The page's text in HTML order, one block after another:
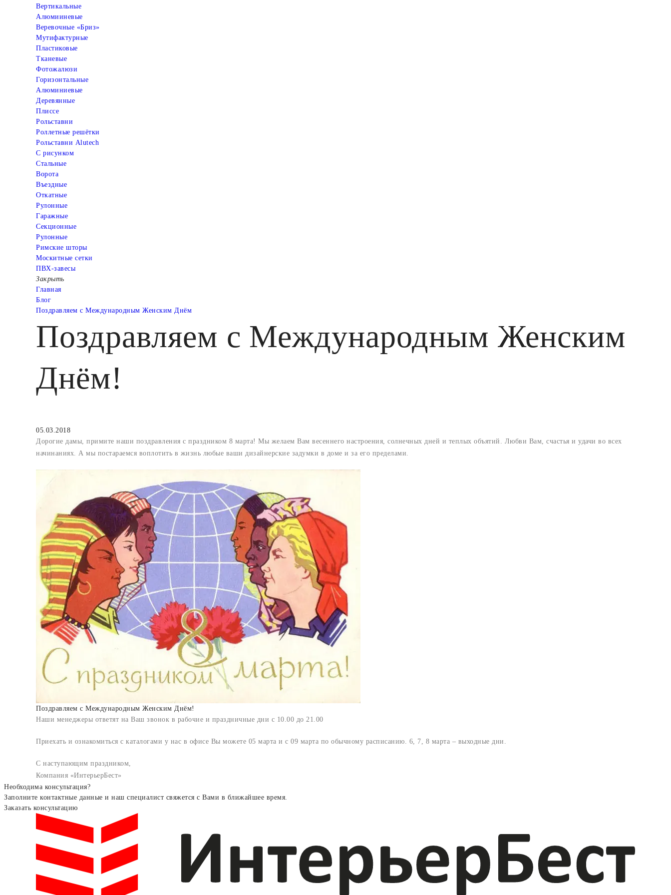
Вертикальные
Алюмииневые
Веревочные «Бриз»
Мутифактурные
Пластиковые
Тканевые
Фотожалюзи
Горизонтальные
Алюминиевые
Деревянные
Плиссе
Рольставни
Роллетные решётки
Рольставни Alutech
С рисунком
Стальные
Ворота
Въездные
Откатные
Рулонные
Гаражные
Cекционные
Рулонные
Римские шторы
Москитные сетки
ПВХ-завесы
Закрыть
Главная
Блог
Поздравляем с Международным Женским Днём
Поздравляем с Международным Женским
Днём!
05.03.2018
Дорогие дамы, примите наши поздравления с праздником 8 марта! Мы желаем Вам весеннего настроения, солнечных дней и теплых объятий. Любви Вам, счастья и удачи во всех
начинаниях. А мы постараемся воплотить в жизнь любые ваши дизайнерские задумки в доме и за его пределами.
Поздравляем с Международным Женским Днём!
Наши менеджеры ответят на Ваш звонок в рабочие и праздничные дни с 10.00 до 21.00
Приехать и ознакомиться с каталогами у нас в офисе Вы можете 05 марта и с 09 марта по обычному расписанию. 6, 7, 8 марта – выходные дни.
С наступающим праздником,
Компания «ИнтерьерБест»
Необходима консультация?
Заполните контактные данные и наш специалист свяжется с Вами в ближайшее время.
Заказать консультацию